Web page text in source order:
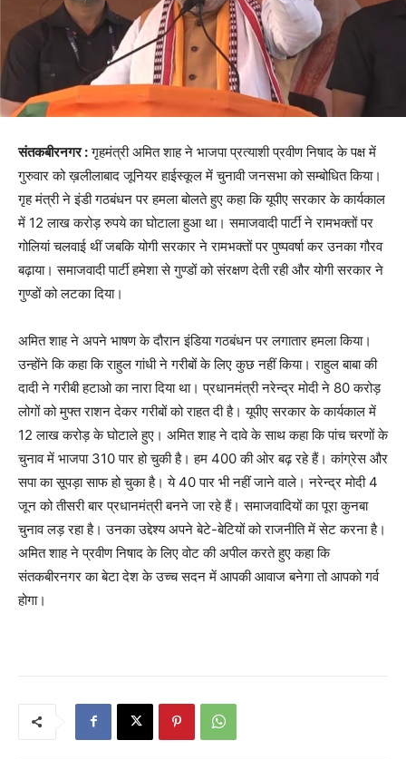
संतकबीरनगर :गृहमंत्री अमित शाह ने भाजपा प्रत्याशी प्रवीण निषाद के पक्ष में
गुरुवार को ख़लीलाबाद जूनियर हाईस्कूल में चुनावी जनसभा को सम्बोधित किया।
गृह मंत्री ने इंडी गठबंधन पर हमला बोलते हुए कहा कि यूपीए सरकार के कार्यकाल
में 12 लाख करोड़ रुपये का घोटाला हुआ था। समाजवादी पार्टी ने रामभक्तों पर
गोलियां चलवाई थीं जबकि योगी सरकार ने रामभक्तों पर पुष्पवर्षा कर उनका गौरव
बढ़ाया। समाजवादी पार्टी हमेशा से गुण्डों को संरक्षण देती रही और योगी सरकार ने
गुण्डों को लटका दिया।
अमित शाह ने अपने भाषण के दौरान इंडिया गठबंधन पर लगातार हमला किया।
उन्होंने कि कहा कि राहुल गांधी ने गरीबों के लिए कुछ नहीं किया। राहुल बाबा की
दादी ने गरीबी हटाओ का नारा दिया था। प्रधानमंत्री नरेन्द्र मोदी ने 80 करोड़
लोगों को मुफ्त राशन देकर गरीबों को राहत दी है। यूपीए सरकार के कार्यकाल में
12 लाख करोड़ के घोटाले हुए। अमित शाह ने दावे के साथ कहा कि पांच चरणों के
चुनाव में भाजपा 310 पार हो चुकी है। हम 400 की ओर बढ़ रहे हैं। कांग्रेस और
सपा का सूपड़ा साफ हो चुका है। ये 40 पार भी नहीं जाने वाले। नरेन्द्र मोदी 4
जून को तीसरी बार प्रधानमंत्री बनने जा रहे हैं। समाजवादियों का पूरा कुनबा
चुनाव लड़ रहा है। उनका उद्देश्य अपने बेटे-बेटियों को राजनीति में सेट करना है।
अमित शाह ने प्रवीण निषाद के लिए वोट की अपील करते हुए कहा कि
संतकबीरनगर का बेटा देश के उच्च सदन में आपकी आवाज बनेगा तो आपको गर्व
होगा।